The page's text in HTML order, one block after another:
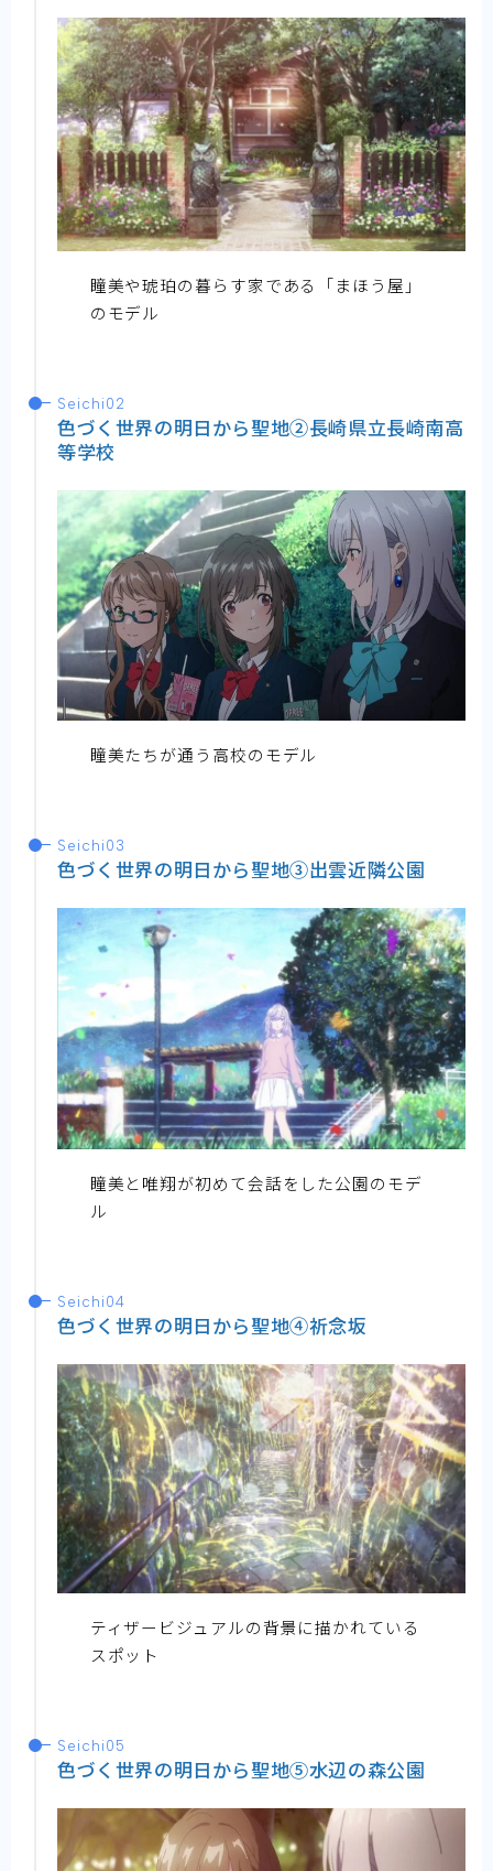
瞳美や琥珀の暮らす家である「まほう屋」
のモデル
Seichi02
色づく世界の明日から聖地②長崎県立長崎南高
等学校
瞳美たちが通う高校のモデル
Seichi03
色づく世界の明日から聖地③出雲近隣公園
瞳美と唯翔が初めて会話をした公園のモデ
ル
Seichi04
色づく世界の明日から聖地④祈念坂
ティザービジュアルの背景に描かれている
スポット
Seichi05
色づく世界の明日から聖地⑤水辺の森公園